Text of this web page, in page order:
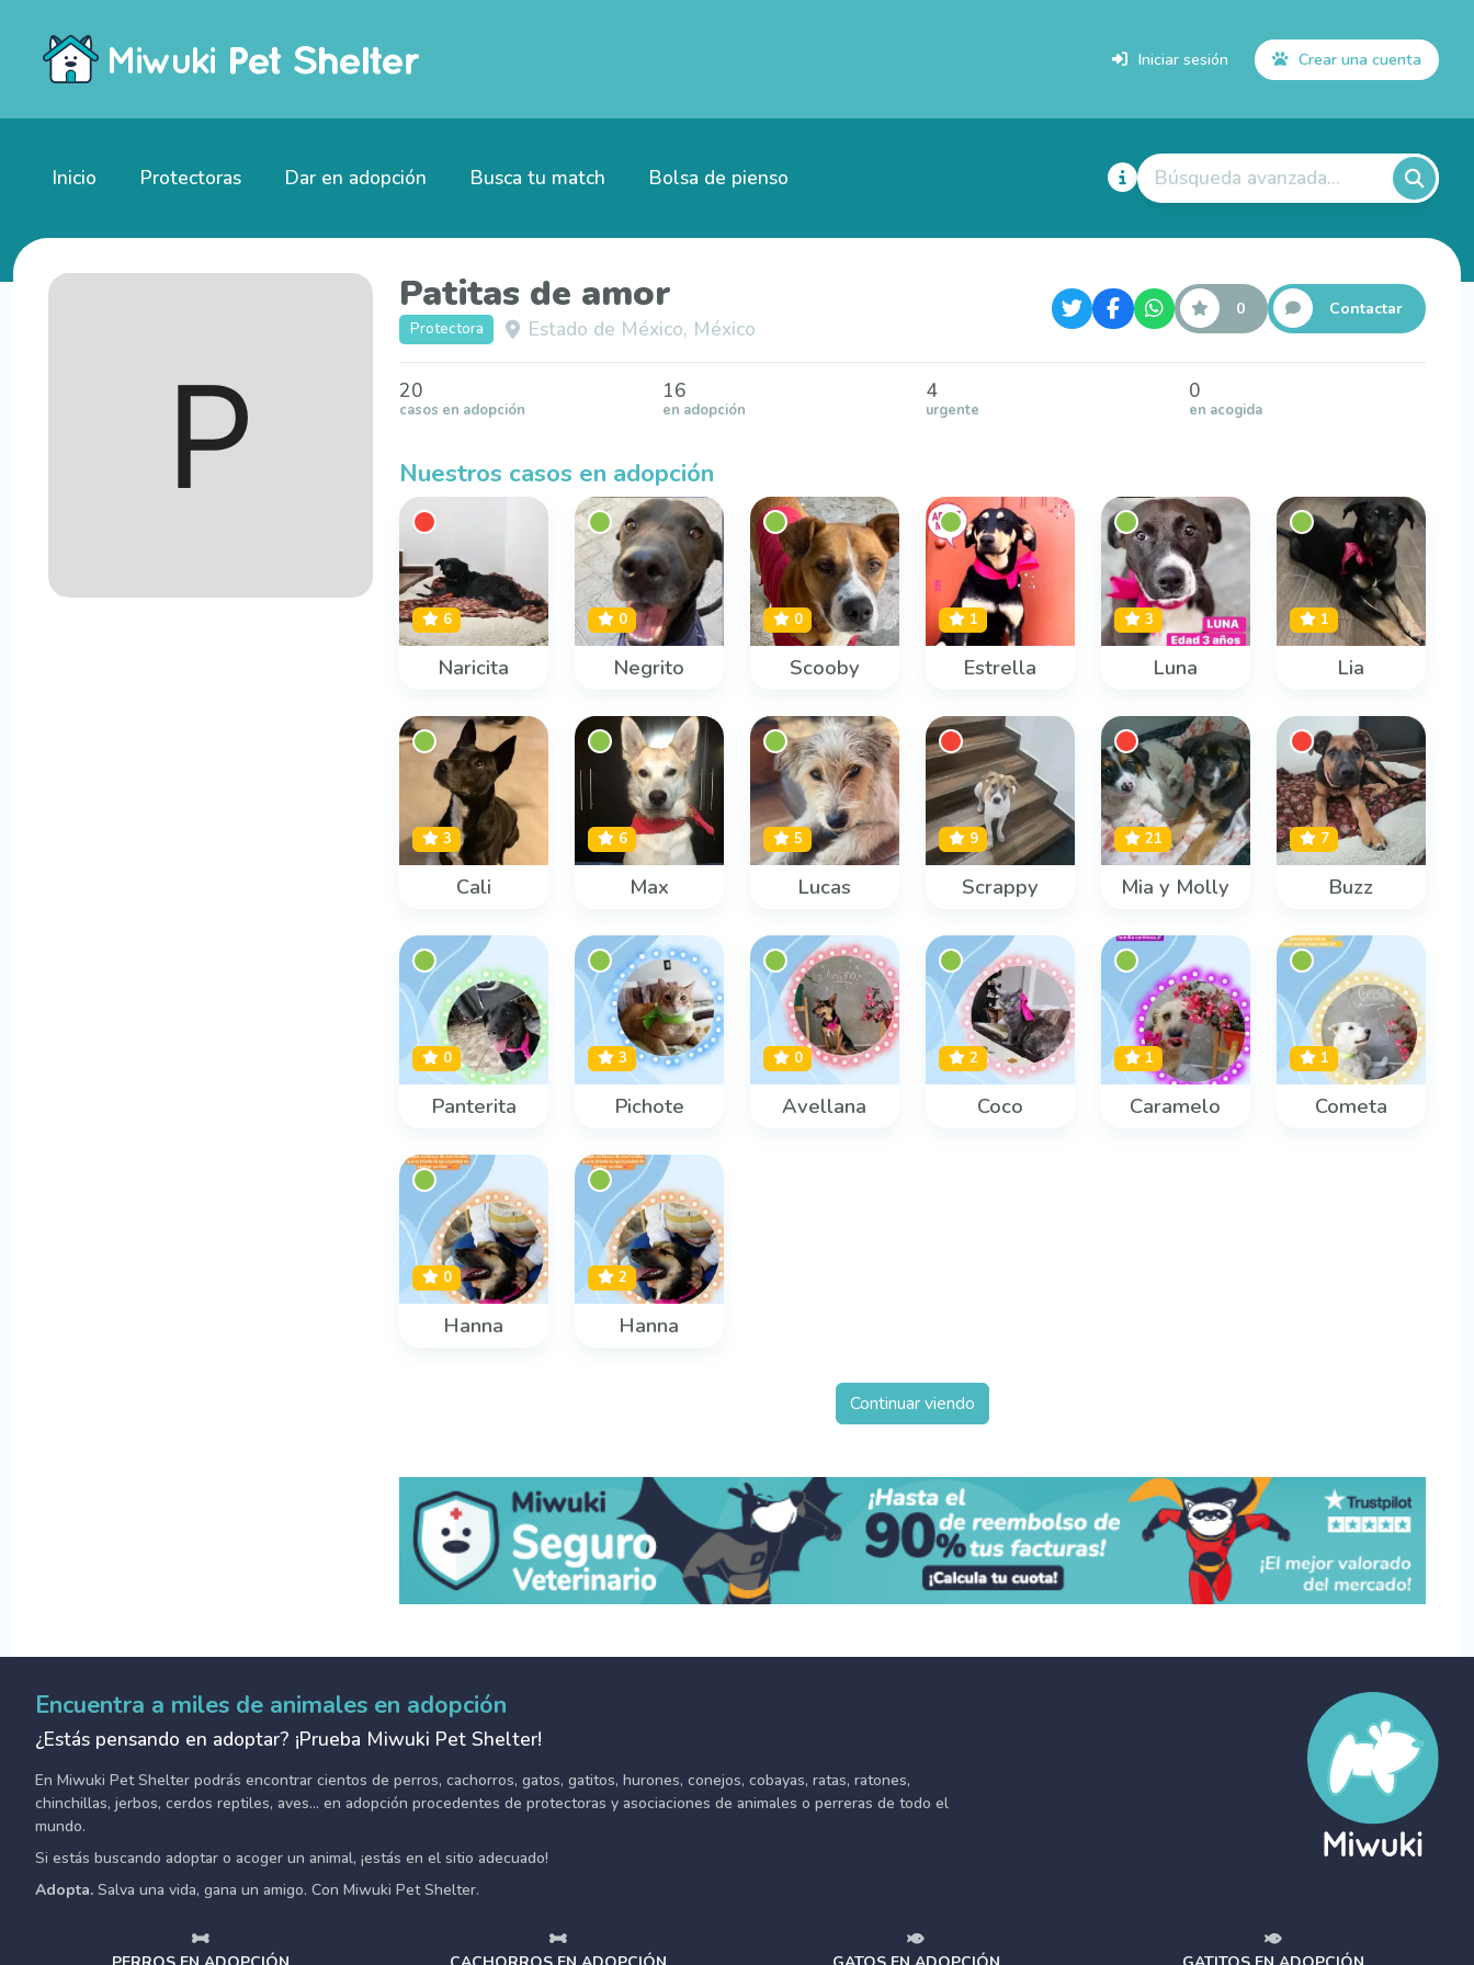
Iniciar sesión Crear una cuenta
Inicio Protectoras Dar en adopción Busca tu match Bolsa de pienso Búsqueda avanzada...
Patitas de amor
Protectora Estado de México, México
0 Contactar
20
casos en adopción
16
en adopción
4
urgente
0
en acogida
Nuestros casos en adopción
6
Naricita
0
Negrito
0
Scooby
1
Estrella
3
Luna
1
Lia
3
Cali
6
Max
5
Lucas
9
Scrappy
21
Mia y Molly
7
Buzz
0
Panterita
3
Pichote
0
Avellana
2
Coco
1
Caramelo
1
Cometa
0
Hanna
2
Hanna
Continuar viendo
Encuentra a miles de animales en adopción
¿Estás pensando en adoptar? ¡Prueba Miwuki Pet Shelter!
En Miwuki Pet Shelter podrás encontrar cientos de perros, cachorros, gatos, gatitos, hurones, conejos, cobayas, ratas, ratones,
chinchillas, jerbos, cerdos reptiles, aves... en adopción procedentes de protectoras y asociaciones de animales o perreras de todo el
mundo.
Si estás buscando adoptar o acoger un animal, ¡estás en el sitio adecuado!
Adopta. Salva una vida, gana un amigo. Con Miwuki Pet Shelter.